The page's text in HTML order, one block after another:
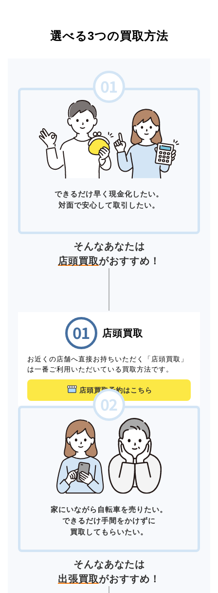
選べる3つの買取方法
できるだけ早く現金化したい。
対面で安心して取引したい。
そんなあなたは
店頭買取がおすすめ！
店頭買取
お近くの店舗へ直接お持ちいただく「店頭買取」
は一番ご利用いただいている買取方法です。
店頭買取予約はこちら
家にいながら自転車を売りたい。
できるだけ手間をかけずに
買取してもらいたい。
そんなあなたは
出張買取がおすすめ！